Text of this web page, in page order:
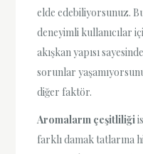
elde edebiliyorsunuz.
deneyimli kullanıcılar
akışkan yapısı
sorunlar
diğer faktör.
Aromaların çeşitliliği
farklı damak tatlarına